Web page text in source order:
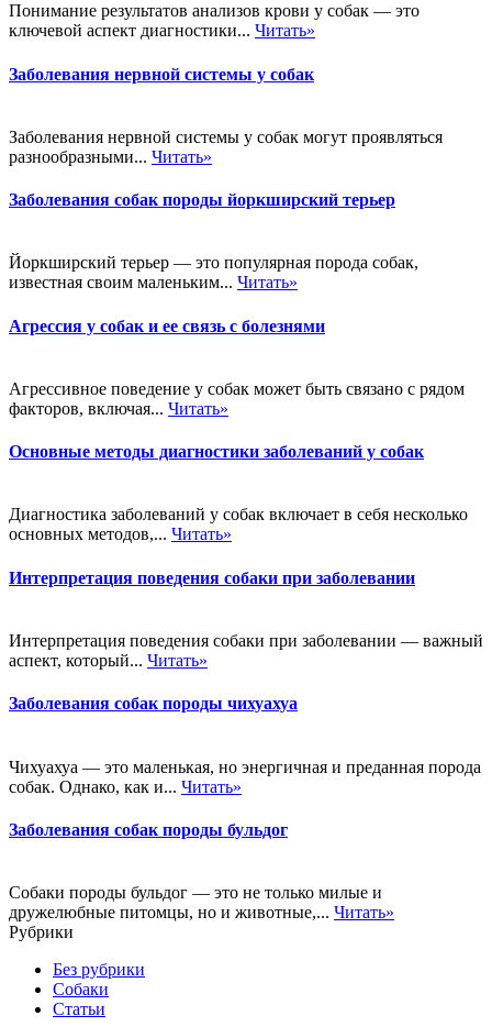
Понимание результатов анализов крови у собак — это
ключевой аспект диагностики... Читать»
Заболевания нервной системы у собак
Заболевания нервной системы у собак могут проявляться
разнообразными... Читать»
Заболевания собак породы йоркширский терьер
Йоркширский терьер — это популярная порода собак,
известная своим маленьким... Читать»
Агрессия у собак и ее связь с болезнями
Агрессивное поведение у собак может быть связано с рядом
факторов, включая... Читать»
Основные методы диагностики заболеваний у собак
Диагностика заболеваний у собак включает в себя несколько
основных методов,... Читать»
Интерпретация поведения собаки при заболевании
Интерпретация поведения собаки при заболевании — важный
аспект, который... Читать»
Заболевания собак породы чихуахуа
Чихуахуа — это маленькая, но энергичная и преданная порода
собак. Однако, как и... Читать»
Заболевания собак породы бульдог
Собаки породы бульдог — это не только милые и
дружелюбные питомцы, но и животные,... Читать»
Рубрики
Без рубрики
Собаки
Статьи